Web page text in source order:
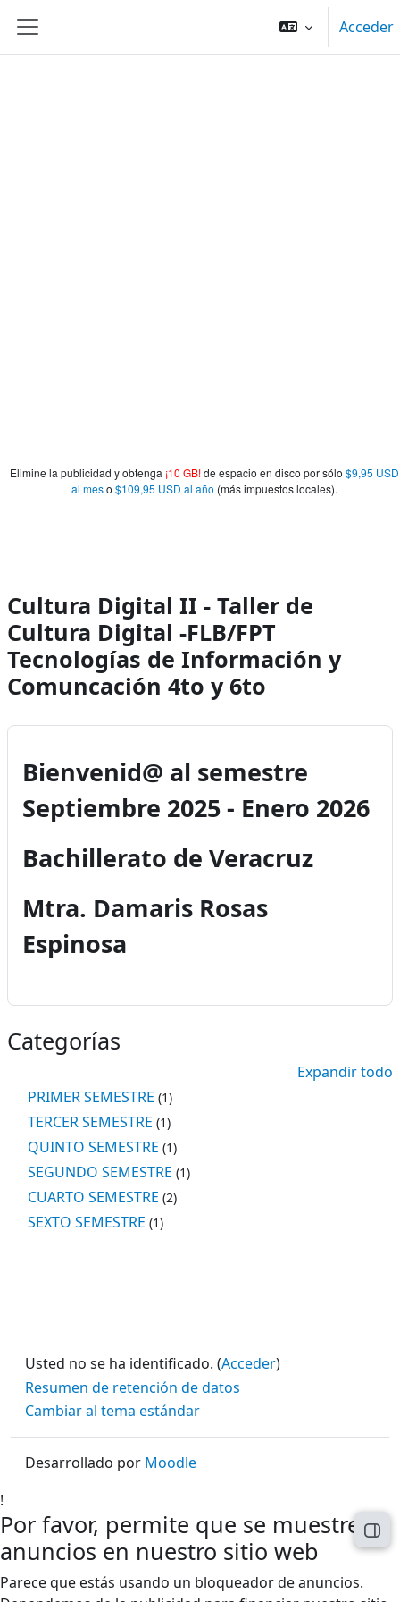
Elimine la publicidad y obtenga ¡10 GB!de espacio en disco por sólo $9,95 USD
al meso $109,95 USD al año (más impuestos locales).
Panel lateral
Acceder
Cultura Digital II - Taller de
Cultura Digital -FLB/FPT
Tecnologías de Información y
Comuncación 4to y 6to
Bienvenid@ al semestre
Septiembre 2025 - Enero 2026
Bachillerato de Veracruz
Mtra. Damaris Rosas
Espinosa
Categorías
Expandir todo
PRIMER SEMESTRE (1)
TERCER SEMESTRE (1)
QUINTO SEMESTRE (1)
SEGUNDO SEMESTRE (1)
CUARTO SEMESTRE (2)
SEXTO SEMESTRE (1)
Usted no se ha identificado. (Acceder)
Resumen de retención de datos
Cambiar al tema estándar
Desarrollado por Moodle
!
Por favor, permite que se muestren
anuncios en nuestro sitio web
Parece que estás usando un bloqueador de anuncios.